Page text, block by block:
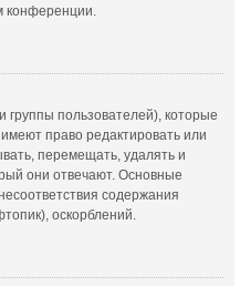
конференции.
пользователей), которые
право редактировать или
перемещать, удалять и
они отвечают. Основные
содержания
оскорблений.